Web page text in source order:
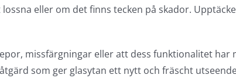
eller om det finns tecken på skador.
missfärgningar eller att dess funktionalitet
som ger glasytan ett nytt och fräscht